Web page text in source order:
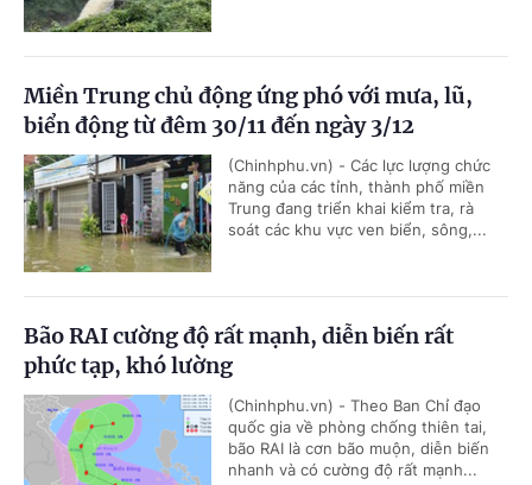
Miền Trung chủ động ứng phó với mưa, lũ,
biển động từ đêm 30/11 đến ngày 3/12
(Chinhphu.vn) - Các lực lượng chức
năng của các tỉnh, thành phố miền
Trung đang triển khai kiểm tra, rà
soát các khu vực ven biển, sông,...
Bão RAI cường độ rất mạnh, diễn biến rất
phức tạp, khó lường
(Chinhphu.vn) - Theo Ban Chỉ đạo
quốc gia về phòng chống thiên tai,
bão RAI là cơn bão muộn, diễn biến
nhanh và có cường độ rất mạnh...